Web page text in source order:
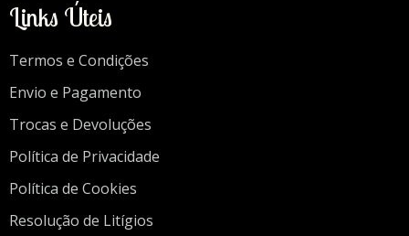
Links Úteis
Termos e Condições
Envio e Pagamento
Trocas e Devoluções
Política de Privacidade
Política de Cookies
Resolução de Litígios